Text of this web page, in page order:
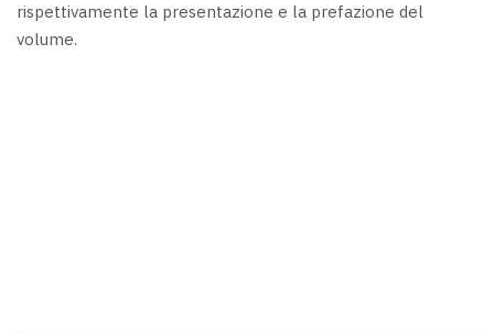
rispettivamente la presentazione e la prefazione del
volume.